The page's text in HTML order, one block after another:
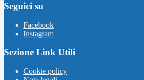
Seguici su
Facebook
Instagram
Sezione Link Utili
Cookie policy